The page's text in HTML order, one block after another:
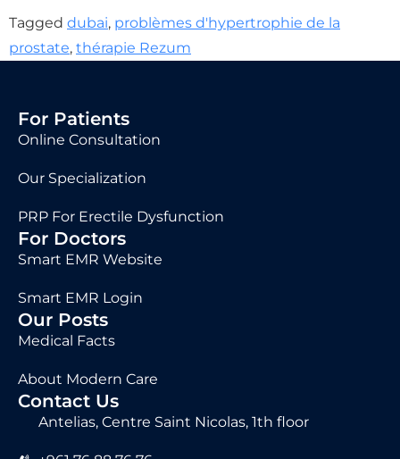
Tagged dubai, problèmes d'hypertrophie de la
prostate, thérapie Rezum
For Patients
Online Consultation
Our Specialization
PRP For Erectile Dysfunction
For Doctors
Smart EMR Website
Smart EMR Login
Our Posts
Medical Facts
About Modern Care
Contact Us
Antelias, Centre Saint Nicolas, 1th floor